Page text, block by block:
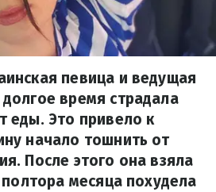
певица и ведущая
время страдала
еды. Это привело к
начало тошнить от
После этого она взяла
месяца похудела